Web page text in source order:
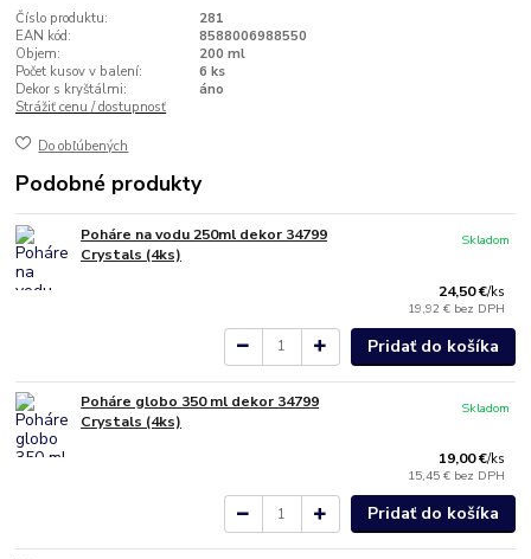
Číslo produktu:
281
EAN kód:
8588006988550
Objem:
200 ml
Počet kusov v balení:
6 ks
Dekor s kryštálmi:
áno
Strážiť cenu / dostupnosť
Do obľúbených
Podobné produkty
Poháre na vodu 250ml dekor 34799
Crystals (4ks)
24,50 €/ks
19,92 € bez DPH
Skladom
Pridať do košíka
Poháre globo 350 ml dekor 34799
Crystals (4ks)
19,00 €/ks
15,45 € bez DPH
Skladom
Pridať do košíka